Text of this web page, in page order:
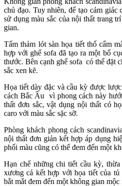
chủ đạo. Tuy nhiên, để tạo cảm giác
sử dụng màu sắc của nội thất trang
gian.
Tấm thảm lót sàn họa tiết thổ cẩm
hợp với ghế sofa đã tạo ra một bố
thước. Bên cạnh ghế sofa có thể đặt
sắc xen kẽ.
Họa tiết dày đặc và cầu kỳ được
cách Bắc Âu vì phong cách này
thất đơn sắc, vật dụng nội thất có
caro với màu sắc sặc sỡ.
Phòng khách phong cách
nội thất đơn giản kết hợp áp dụng
phối màu cũng có thể đem đến một
Hạn chế những chi tiết cầu kỳ,
xương cá kết hợp với họa tiết của
bắt mắt đem đến một không gian mộc